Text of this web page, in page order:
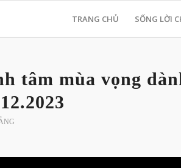
TRANG CHỦ SỐNG LỜI
tâm mùa vọng